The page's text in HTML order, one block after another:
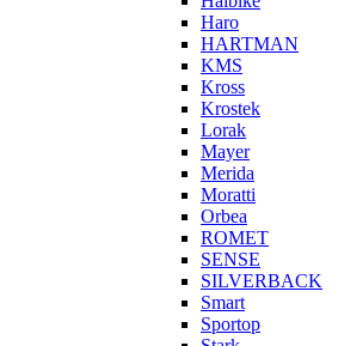
Haro
HARTMAN
KMS
Kross
Krostek
Lorak
Mayer
Merida
Moratti
Orbea
ROMET
SENSE
SILVERBACK
Smart
Sportop